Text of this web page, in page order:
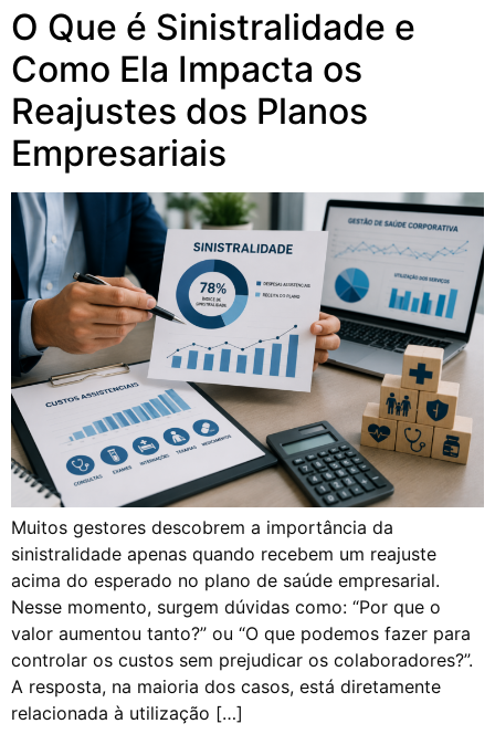
O Que é Sinistralidade e
Como Ela Impacta os
Reajustes dos Planos
Empresariais
Muitos gestores descobrem a importância da
sinistralidade apenas quando recebem um reajuste
acima do esperado no plano de saúde empresarial.
Nesse momento, surgem dúvidas como: “Por que o
valor aumentou tanto?” ou “O que podemos fazer para
controlar os custos sem prejudicar os colaboradores?”.
A resposta, na maioria dos casos, está diretamente
relacionada à utilização […]